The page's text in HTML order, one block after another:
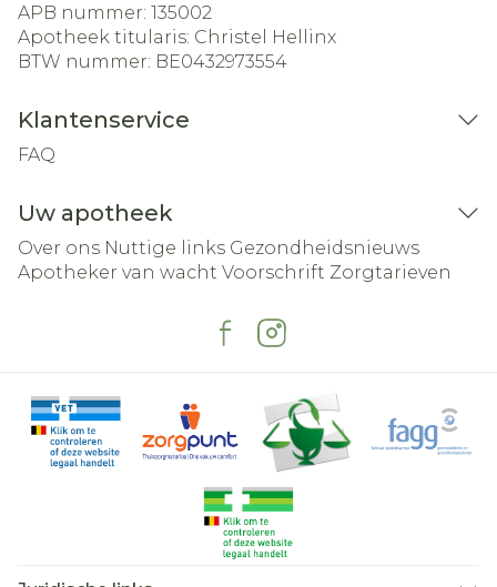
APB nummer: 135002
Apotheek titularis: Christel Hellinx
BTW nummer: BE0432973554
Klantenservice
FAQ
Uw apotheek
Over ons Nuttige links Gezondheidsnieuws
Apotheker van wacht Voorschrift Zorgtarieven